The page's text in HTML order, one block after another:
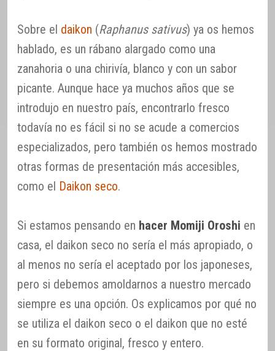
Sobre el daikon (Raphanus sativus) ya os hemos
hablado, es un rábano alargado como una
zanahoria o una chirivía, blanco y con un sabor
picante. Aunque hace ya muchos años que se
introdujo en nuestro país, encontrarlo fresco
todavía no es fácil si no se acude a comercios
especializados, pero también os hemos mostrado
otras formas de presentación más accesibles,
como el Daikon seco.
Si estamos pensando en hacer Momiji Oroshi en
casa, el daikon seco no sería el más apropiado, o
al menos no sería el aceptado por los japoneses,
pero si debemos amoldarnos a nuestro mercado
siempre es una opción. Os explicamos por qué no
se utiliza el daikon seco o el daikon que no esté
en su formato original, fresco y entero.